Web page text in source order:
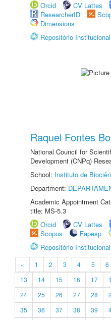
Orcid
CV Lattes
ResearcherID
Dimensions
Repositório
Raquel Fontes
National Council for
Development (CNPq)
School: Instituto de
Department:
Academic Appointment
title: MS-5.3
Orcid
CV Lattes
Scopus
Fapesp
Repositório
« 1 2 3 4 5 6
13
14 15 16 17
24
25 26 27 28
35
36 37 38 39